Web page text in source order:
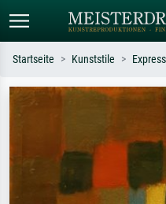
Standardsuche
Suchen Sie nach Künstlern, Werktiteln
Sternennacht, Impressionismus,
Startseite Kunststile